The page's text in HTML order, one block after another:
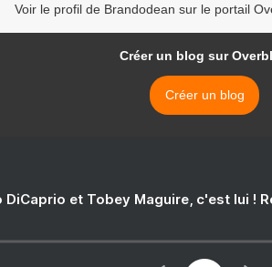
Voir le profil de Brandodean sur le portail
Créer un blog sur
Créer un blog
DiCaprio et Tobey Maguire, c'est lui !